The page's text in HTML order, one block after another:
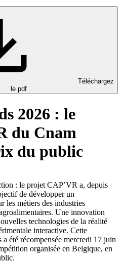
Téléchargez
le pdf
2026 : le
du Cnam
du public
: le projet CAP’VR a, depuis
de développer un
les métiers des industries
Une innovation
technologies de la réalité
interactive. Cette
a été récompensée mercredi 17 juin
organisée en Belgique, en